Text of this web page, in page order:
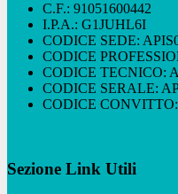
C.F.: 91051600442
I.P.A.: G1JUHL6I
CODICE SEDE:
CODICE
CODICE TECNICO:
CODICE SERALE:
CODICE
Sezione Link Utili